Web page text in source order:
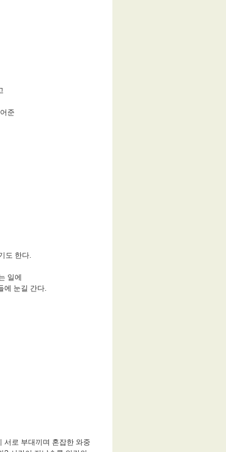
준
도 한다.
일에
에 눈길 간다.
서로 부대끼며 혼잡한 와중